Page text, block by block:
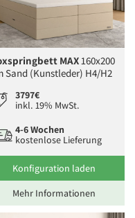
MAX160x200
Sand (Kunstleder) H4/H2
3797€
inkl. 19% MwSt.
4-6 Wochen
kostenlose Lieferung
Konfiguration laden
Mehr Informationen